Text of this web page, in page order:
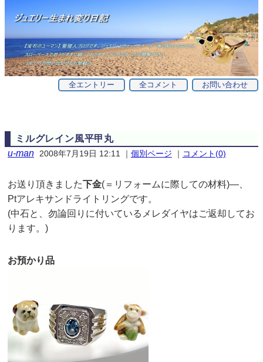
お問い合わせ
全コメント
全エントリー
ミルグレイン風平甲丸
u-man 2008年7月19日 12:11 ｜ 個別ページ ｜ コメント(0)
お送り頂きました下金(＝リフォームに際しての材料)—、
Ptアレキサンドライトリングです。
(中石と、勿論回りに付いているメレダイヤはご返却してお
ります。)
お預かり品